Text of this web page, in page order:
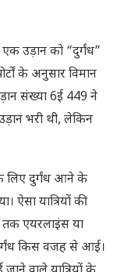
उड़ान को “दुर्गंध”
के अनुसार विमान
संख्या 6ई 449 ने
भरी थी, लेकिन
लिए दुर्गंध आने के
ऐसा यात्रियों की
तक एयरलाइंस या
किस वजह से आई।